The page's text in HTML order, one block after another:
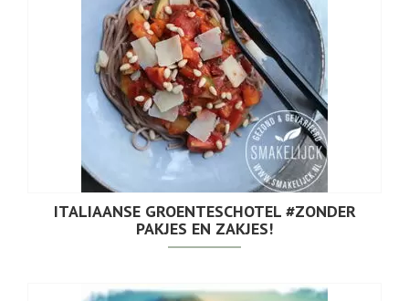
ITALIAANSE GROENTESCHOTEL #ZONDER
PAKJES EN ZAKJES!